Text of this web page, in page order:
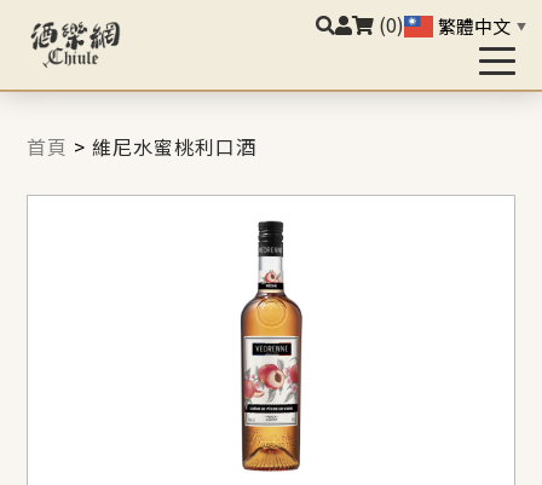
(0) 繁體中文 ▼
首頁 >維尼水蜜桃利口酒